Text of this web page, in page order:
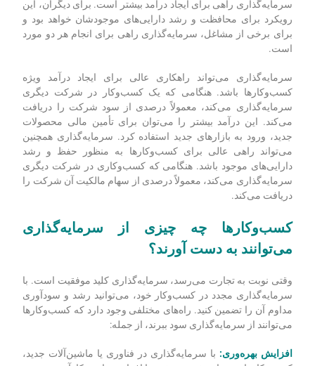
حمایت مالی و تجاری از یک شرکت یا سازمان، با انتظار کسب بازده
مالی اشاره دارد. انواع مختلفی از سرمایه‌گذاری‌ها وجود دارند که
مشاغل می‌توانند انجام دهند، اما همه سرمایه‌گذاری‌ها هدفی مشترک
دارند: ایجاد سود بالا برای سرمایه‌گذاری بیشتر.
دلایل مختلفی وجود دارد که چرا افراد تصمیم می‌گیرند سرمایه خود
را به کسب‌وکاری اختصاص دهند. برای برخی از مشاغل،
سرمایه‌گذاری راهی برای ایجاد درآمد بیشتر است. برای دیگران، این
رویکرد برای محافظت و رشد دارایی‌های موجودشان خواهد بود و
برای برخی از مشاغل، سرمایه‌گذاری راهی برای انجام هر دو مورد
است.
سرمایه‌گذاری می‌تواند راهکاری عالی برای ایجاد درآمد ویژه
کسب‌وکارها باشد. هنگامی که یک کسب‌وکار در شرکت دیگری
می‌کند. این درآمد بیشتر را می‌توان برای تأمین مالی محصولات
جدید، ورود به بازارهای جدید استفاده کرد. سرمایه‌گذاری همچنین
می‌تواند راهی عالی برای کسب‌وکارها به منظور حفظ و رشد
سرمایه‌گذاری می‌کند، معمولاً درصدی از سهام مالکیت آن شرکت را
دریافت می‌کند.
کسب‌وکارها چه چیزی از سرمایه‌گذاری
می‌توانند به دست آورند؟